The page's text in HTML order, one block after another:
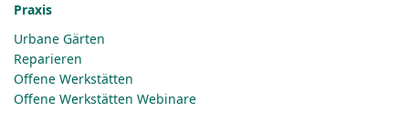
Praxis
Urbane Gärten
Reparieren
Offene Werkstätten
Offene Werkstätten Webinare